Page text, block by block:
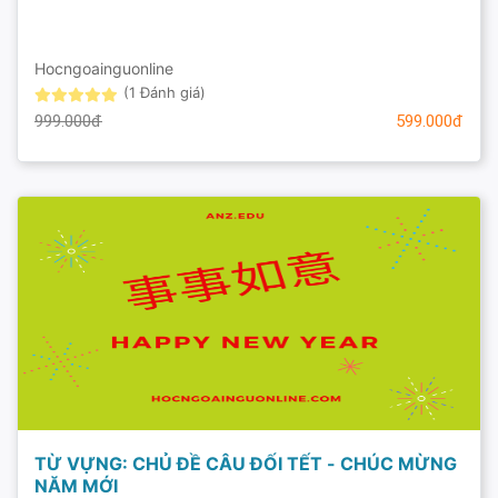
Hocngoainguonline
(1 Đánh giá)
999.000đ 599.000đ
TỪ VỰNG: CHỦ ĐỀ CÂU ĐỐI TẾT - CHÚC MỪNG
NĂM MỚI